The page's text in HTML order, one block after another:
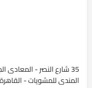
35 شارع النصر -
المندى للمشويات - ‏القاهرة‏